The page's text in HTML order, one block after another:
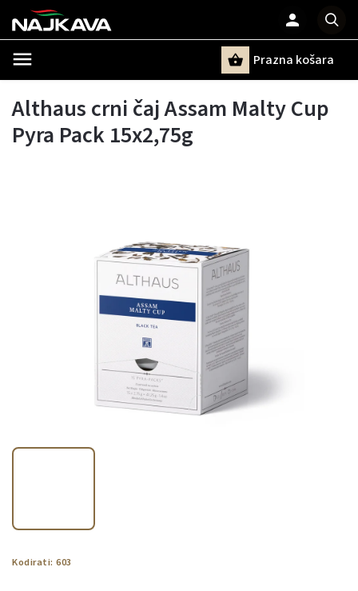
Prazna košara
Althaus crni čaj Assam Malty Cup
Pyra Pack 15x2,75g
Kodirati: 603